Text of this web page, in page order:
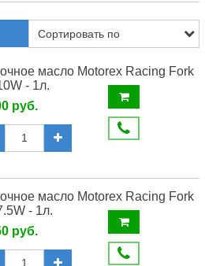
масло Motorex Racing Fork
- 1л.
руб.
масло Motorex Racing Fork
- 1л.
руб.